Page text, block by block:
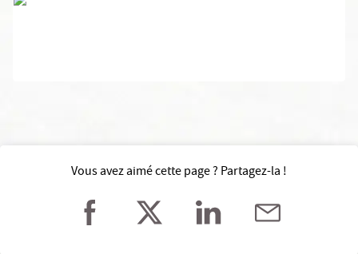
Vous avez aimé cette page ? Partagez-la !